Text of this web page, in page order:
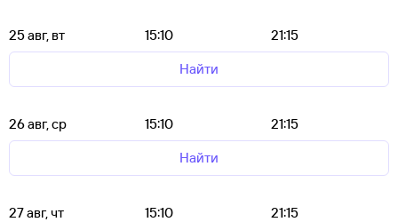
25 авг, вт 15:10
21:15
Найти
26 авг, ср 15:10
21:15
Найти
27 авг, чт 15:10
21:15